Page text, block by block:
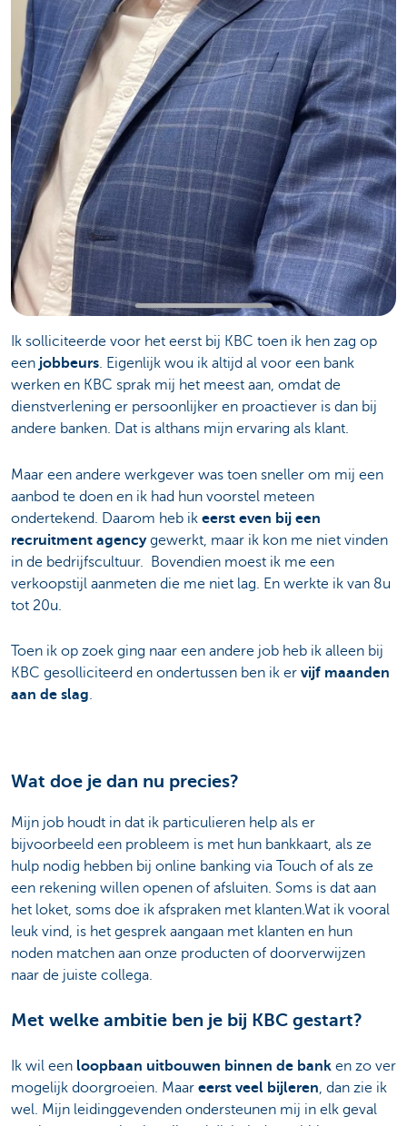
Ik solliciteerde voor het eerst bij KBC toen ik hen zag op
een jobbeurs. Eigenlijk wou ik altijd al voor een bank
werken en KBC sprak mij het meest aan, omdat de
dienstverlening er persoonlijker en proactiever is dan bij
andere banken. Dat is althans mijn ervaring als klant.
Maar een andere werkgever was toen sneller om mij een
aanbod te doen en ik had hun voorstel meteen
ondertekend. Daarom heb ik eerst even bij een
recruitment agencygewerkt, maar ik kon me niet vinden
in de bedrijfscultuur. Bovendien moest ik me een
verkoopstijl aanmeten die me niet lag. En werkte ik van 8u
tot 20u.
Toen ik op zoek ging naar een andere job heb ik alleen bij
KBC gesolliciteerd en ondertussen ben ik er vijf maanden
aan de slag.
Wat doe je dan nu precies?
Mijn job houdt in dat ik particulieren help als er
bijvoorbeeld een probleem is met hun bankkaart, als ze
hulp nodig hebben bij online banking via Touch of als ze
een rekening willen openen of afsluiten. Soms is dat aan
het loket, soms doe ik afspraken met klanten.Wat ik vooral
leuk vind, is het gesprek aangaan met klanten en hun
noden matchen aan onze producten of doorverwijzen
naar de juiste collega.
Met welke ambitie ben je bij KBC gestart?
Ik wil een loopbaan uitbouwen binnen de bank en zo ver
mogelijk doorgroeien. Maar eerst veel bijleren, dan zie ik
wel. Mijn leidinggevenden ondersteunen mij in elk geval